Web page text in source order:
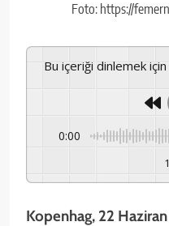
Foto: https://
Bu içeriği dinlemek
0:00
Kopenhag, 22